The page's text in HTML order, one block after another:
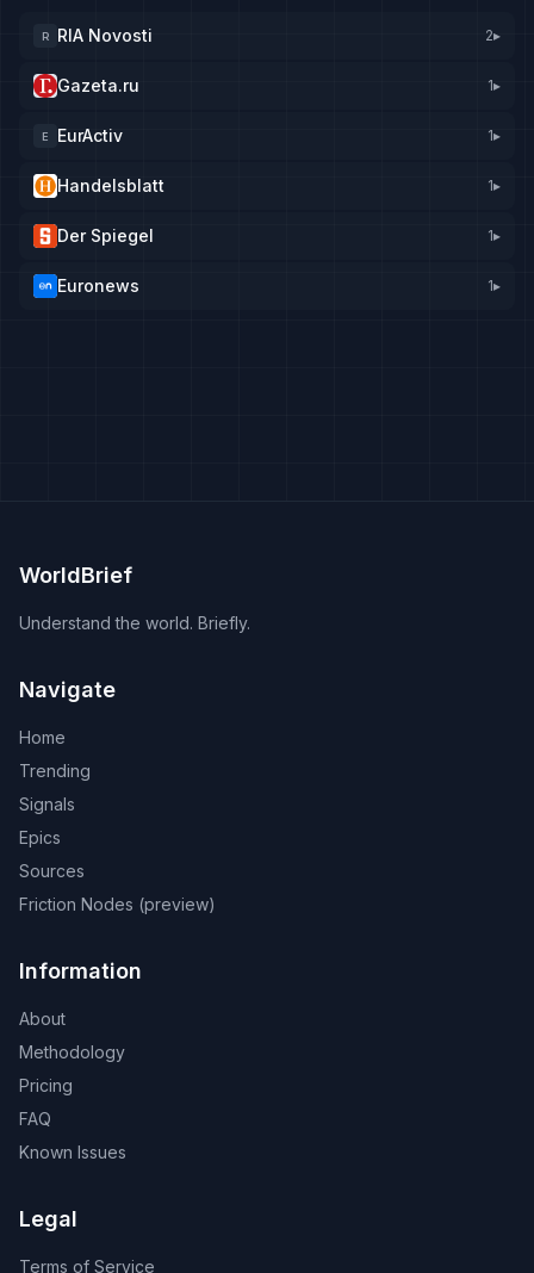
R RIA Novosti 2▸
Gazeta.ru 1▸
E EurActiv 1▸
Handelsblatt 1▸
Der Spiegel 1▸
Euronews 1▸
WorldBrief
Understand the world. Briefly.
Navigate
Home
Trending
Signals
Epics
Sources
Friction Nodes (preview)
Information
About
Methodology
Pricing
FAQ
Known Issues
Legal
Terms of Service